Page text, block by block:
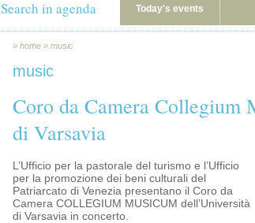
Search in agenda Today's events
» home » music
music
Coro da Camera Collegium
di Varsavia
L’Ufficio per la pastorale del turismo e l’Ufficio
per la promozione dei beni culturali del
Patriarcato di Venezia presentano il Coro da
Camera COLLEGIUM MUSICUM dell’Università
di Varsavia in concerto.